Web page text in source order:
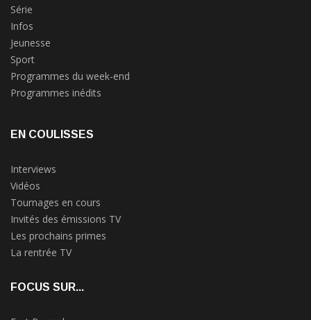
Série
Infos
Jeunesse
Sport
Programmes du week-end
Programmes inédits
EN COULISSES
Interviews
Vidéos
Tournages en cours
Invités des émissions TV
Les prochains primes
La rentrée TV
FOCUS SUR...